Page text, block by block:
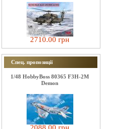
2710.00 грн
Спец. пропозиції
1/48 HobbyBoss 80365 F3H-2M
Demon